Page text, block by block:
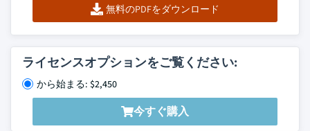
無料のPDFをダウンロード
ライセンスオプションをご覧ください:
から始まる: $2,450
今すぐ購入